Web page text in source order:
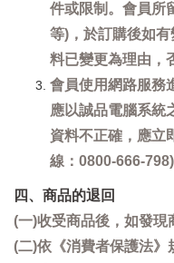
件或限制。會員所
等)，於訂購後如
料已變更為理由，
會員使用網路服務
應以誠品電腦系統
資料不正確，應立
線：0800-666-798)
四、商品的退回
(一)收受商品後，如發現
(二)依《消費者保護法